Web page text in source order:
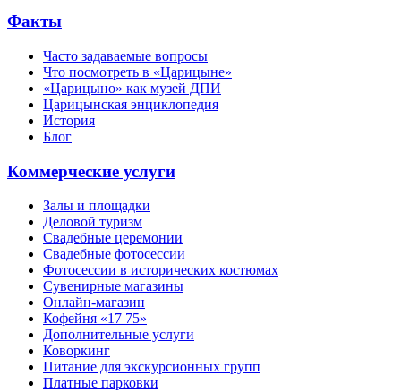
Факты
Часто задаваемые вопросы
Что посмотреть в «Царицыне»
«Царицыно» как музей ДПИ
Царицынская энциклопедия
История
Блог
Коммерческие услуги
Залы и площадки
Деловой туризм
Свадебные церемонии
Свадебные фотосессии
Фотосессии в исторических костюмах
Сувенирные магазины
Онлайн-магазин
Кофейня «17 75»
Дополнительные услуги
Коворкинг
Питание для экскурсионных групп
Платные парковки